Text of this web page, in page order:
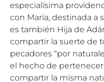
especialísima
con María, destinada a
es también Hija de
compartir la suerte de
pecadores “por
el hecho de
compartir la misma